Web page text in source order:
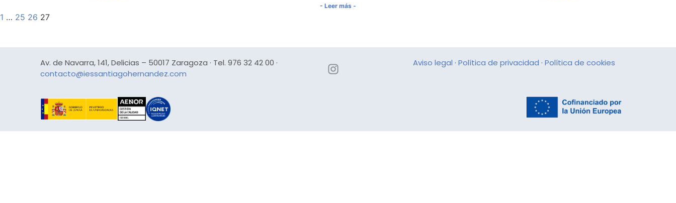
- Leer más -
1 … 25 26 27
Av. de Navarra, 141, Delicias – 50017 Zaragoza · Tel. 976 32 42 00 ·
contacto@iessantiagohernandez.com
Aviso legal ·Política de privacidad ·Política de cookies